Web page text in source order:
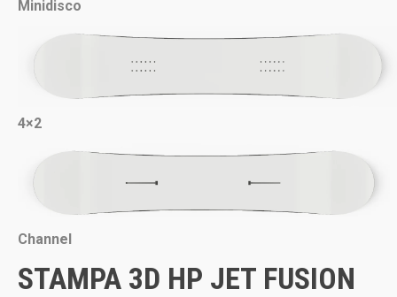
Minidisco
4×2
Channel
STAMPA 3D HP JET FUSION